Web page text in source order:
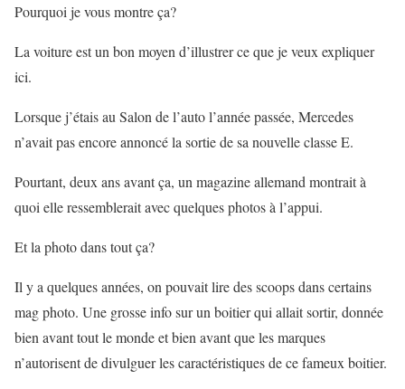
Pourquoi je vous montre ça?
La voiture est un bon moyen d’illustrer ce que je veux expliquer
ici.
Lorsque j’étais au Salon de l’auto l’année passée, Mercedes
n’avait pas encore annoncé la sortie de sa nouvelle classe E.
Pourtant, deux ans avant ça, un magazine allemand montrait à
quoi elle ressemblerait avec quelques photos à l’appui.
Et la photo dans tout ça?
Il y a quelques années, on pouvait lire des scoops dans certains
mag photo. Une grosse info sur un boitier qui allait sortir, donnée
bien avant tout le monde et bien avant que les marques
n’autorisent de divulguer les caractéristiques de ce fameux boitier.